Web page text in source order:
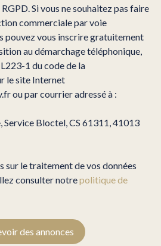
Si vous ne souhaitez pas faire
commerciale par voie
pouvez vous inscrire gratuitement
au démarchage téléphonique,
1 du code de la
le site Internet
ou par courrier adressé à :
Service Bloctel, CS 61311, 41013
sur le traitement de vos données
consulter notrepolitique de
des annonces